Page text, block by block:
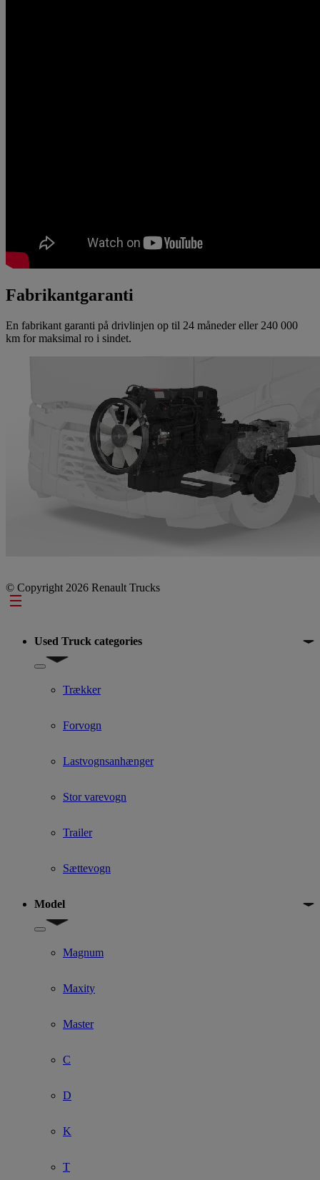
Fabrikantgaranti
En fabrikant garanti på drivlinjen op til 24 måneder eller 240 000
km for maksimal ro i sindet.
© Copyright 2026 Renault Trucks
Footer
Used Truck categories
Show submenu for Used Truck categories
Trækker
Forvogn
Lastvognsanhænger
Stor varevogn
Trailer
Sættevogn
Model
Show submenu for Model
Magnum
Maxity
Master
C
D
K
T